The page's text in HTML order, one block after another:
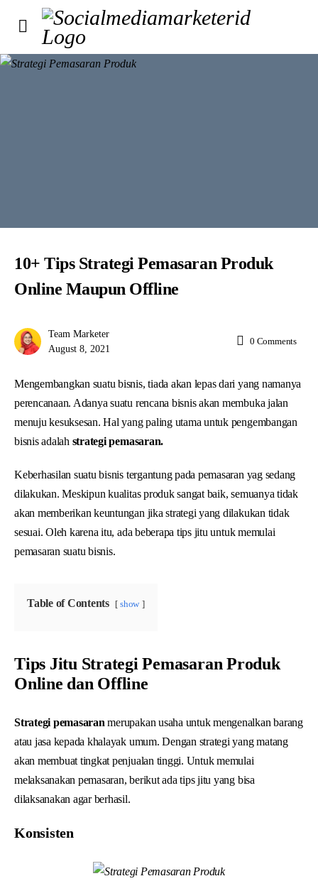
10+ Tips Strategi Pemasaran Produk
Online Maupun Offline
Team Marketer
August 8, 2021
0 Comments
Mengembangkan suatu bisnis, tiada akan lepas dari yang namanya
perencanaan. Adanya suatu rencana bisnis akan membuka jalan
menuju kesuksesan. Hal yang paling utama untuk pengembangan
bisnis adalah strategi pemasaran.
Keberhasilan suatu bisnis tergantung pada pemasaran yag sedang
dilakukan. Meskipun kualitas produk sangat baik, semuanya tidak
akan memberikan keuntungan jika strategi yang dilakukan tidak
sesuai. Oleh karena itu, ada beberapa tips jitu untuk memulai
pemasaran suatu bisnis.
Table of Contents show
Tips Jitu Strategi Pemasaran Produk
Online dan Offline
Strategi pemasaranmerupakan usaha untuk mengenalkan barang
atau jasa kepada khalayak umum. Dengan strategi yang matang
akan membuat tingkat penjualan tinggi. Untuk memulai
melaksanakan pemasaran, berikut ada tips jitu yang bisa
dilaksanakan agar berhasil.
Konsisten